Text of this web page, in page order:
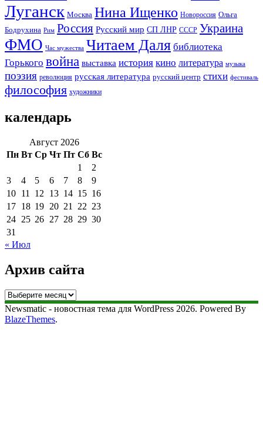
Луганск Москва Нина Ищенко Новороссия Ольга
Бодрухина Рим Россия Русский мир СП ЛНР СССР Украина
ФМО Час мужества Читаем Даля библиотека
Горького война выставка история кино литература музыка
поэзия революция русская литература русский центр стихи фестиваль
философия художники
календарь
Август 2026
Пн Вт Ср Чт Пт Сб Вс
1
2
3
4 5 6 7 8
9
10 11 12 13 14 15 16
17 18 19 20 21 22 23
24 25 26 27 28 29 30
31
« Июл
Архив сайта
Архив
сайта
Newsmatic - новостная тема для WordPress 2026. Powered By
BlazeThemes.